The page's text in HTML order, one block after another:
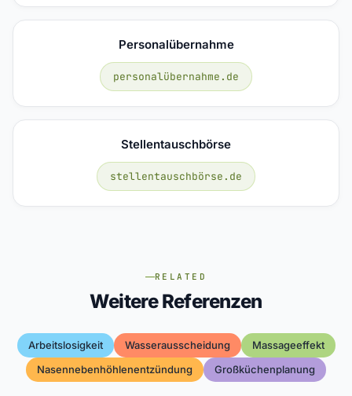
Personalübernahme
personalübernahme.de
Stellentauschbörse
stellentauschbörse.de
RELATED
Weitere Referenzen
Arbeitslosigkeit Wasserausscheidung
Massageeffekt
Nasennebenhöhlenentzündung
Großküchenplanung